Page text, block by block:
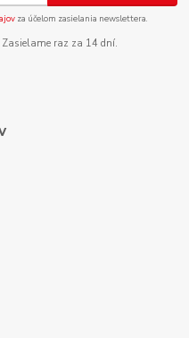
za účelom zasielania newslettera.
Zasielame raz za 14 dní.